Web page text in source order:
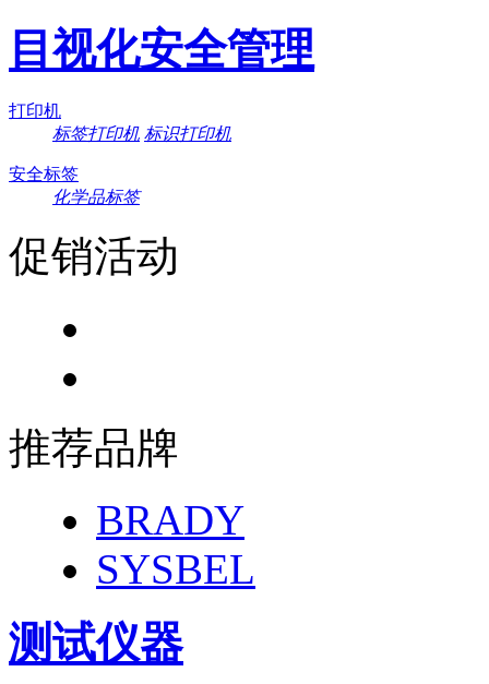
目视化安全管理
打印机
标签打印机 标识打印机
安全标签
化学品标签
促销活动
推荐品牌
BRADY
SYSBEL
测试仪器